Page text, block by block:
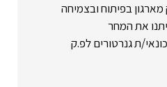
בפיתוח ובצמיחה
את המחר
ת גנרטורים לפ.ק